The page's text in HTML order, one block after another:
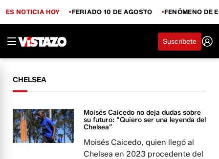
ES NOTICIA HOY FERIADO 10 DE AGOSTO FENÓMENO DE
Suscríbete
CHELSEA
Moisés Caicedo no deja dudas sobre
su futuro: “Quiero ser una leyenda del
Chelsea”
Moisés Caicedo, quien llegó al
Chelsea en 2023 procedente del